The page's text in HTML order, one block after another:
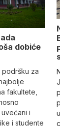
dobiće
podršku za
fakultete,
i
i studente